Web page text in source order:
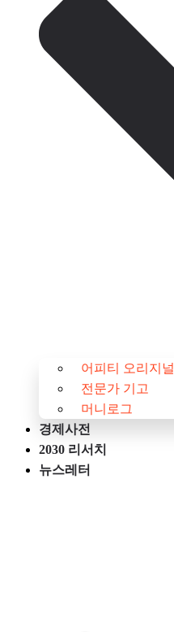
어피티 오리지널
전문가 기고
머니로그
경제사전
2030 리서치
뉴스레터